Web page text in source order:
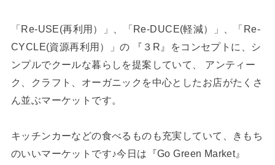
「Re-USE(再利用）」、「Re-DUCE(軽減）」、「Re-
CYCLE(資源再利用）」の 『３R』をコンセプトに、シ
ンプルでクールな暮らしを提案していて、 アンティー
ク、クラフト、オーガニックを中心としたお店がたくさ
ん並ぶマーケットです。
キッチンカーなどの食べるものも充実していて、きもち
のいいマーケットです♪今日は『Go Green Market』